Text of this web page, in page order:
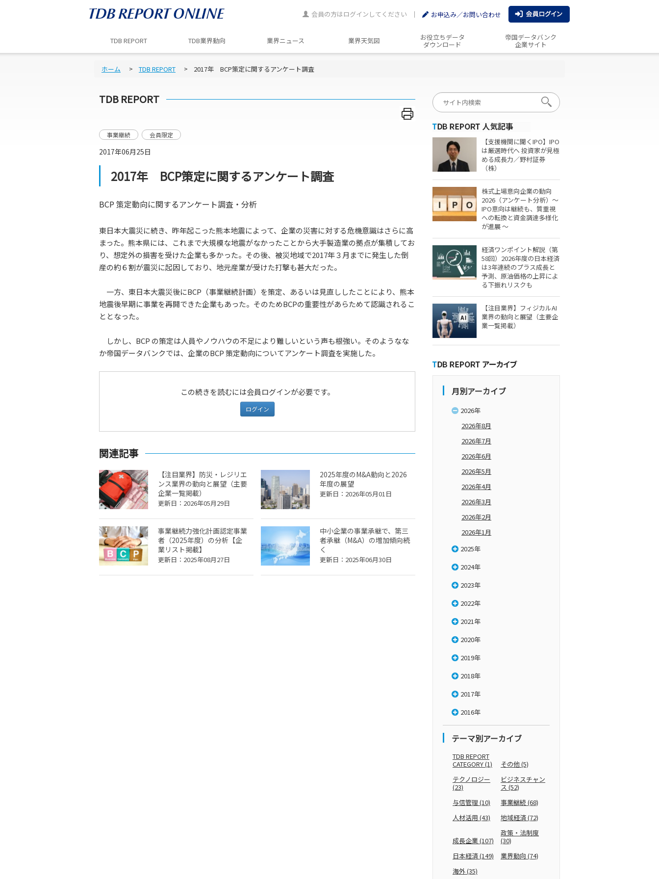
会員の方はログインしてください お申込み／お問い合わせ
TDB REPORT TDB業界動向 業界ニュース 業界天気図 お役立ちデータ
ダウンロード
帝国データバンク
企業サイト
ホーム TDB REPORT 2017年 BCP策定に関するアンケート調査
TDB REPORT
事業継続 会員限定
2017年06月25日
2017年 BCP策定に関するアンケート調査
BCP 策定動向に関するアンケート調査・分析
東日本大震災に続き、昨年起こった熊本地震によって、企業の災害に対する危機意識はさらに高
まった。熊本県には、これまで大規模な地震がなかったことから大手製造業の拠点が集積してお
り、想定外の損害を受けた企業も多かった。その後、被災地域で2017年３月までに発生した倒
産の約６割が震災に起因しており、地元産業が受けた打撃も甚大だった。
一方、東日本大震災後にBCP（事業継続計画）を策定、あるいは見直ししたことにより、熊本
地震後早期に事業を再開できた企業もあった。そのためBCPの重要性があらためて認識されるこ
ととなった。
しかし、BCP の策定は人員やノウハウの不足により難しいという声も根強い。そのようなな
か帝国データバンクでは、企業のBCP 策定動向についてアンケート調査を実施した。
この続きを読むには会員ログインが必要です。
ログイン
関連記事
【注目業界】防災・レジリエ
ンス業界の動向と展望（主要
企業一覧掲載）
更新日：2026年05月29日
2025年度のM&A動向と2026
年度の展望
更新日：2026年05月01日
事業継続力強化計画認定事業
者（2025年度）の分析【企
業リスト掲載】
更新日：2025年08月27日
中小企業の事業承継で、第三
者承継（M&A）の増加傾向続
く
更新日：2025年06月30日
【支援機関に聞くIPO】IPO
は厳選時代へ 投資家が見極
める成長力／野村証券
（株）
株式上場意向企業の動向
2026（アンケート分析）～
IPO意向は継続も、質重視
への転換と資金調達多様化
が進展 ～
経済ワンポイント解説（第
58回）2026年度の日本経済
は3年連続のプラス成長と
予測、原油価格の上昇によ
る下振れリスクも
【注目業界】フィジカルAI
業界の動向と展望（主要企
業一覧掲載）
月別アーカイブ
2026年
2026年8月
2026年7月
2026年6月
2026年5月
2026年4月
2026年3月
2026年2月
2026年1月
2025年
2024年
2023年
2022年
2021年
2020年
2019年
2018年
2017年
2016年
テーマ別アーカイブ
TDB REPORT
CATEGORY(1) その他(5)
テクノロジー
(23)
ビジネスチャン
ス (52)
与信管理(10) 事業継続(68)
人材活用 (43) 地域経済(72)
成長企業(107)
政策・法制度
(30)
日本経済(149) 業界動向 (74)
海外(35)